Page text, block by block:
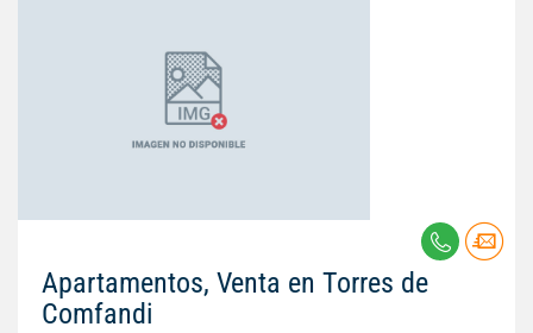
Apartamentos, Venta en Torres de
Comfandi